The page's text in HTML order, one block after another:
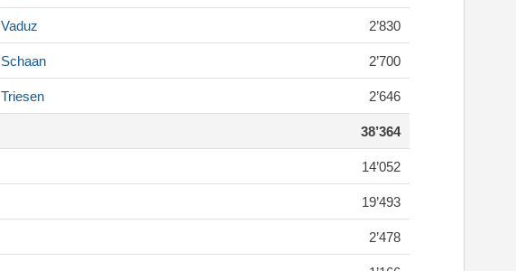
Vaduz 2’830
Schaan 2’700
Triesen 2’646
38’364
14’052
19’493
2’478